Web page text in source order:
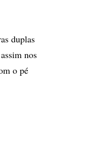
duplas
nos
o pé